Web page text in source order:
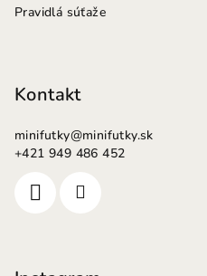
Pravidlá súťaže
Kontakt
minifutky@minifutky.sk
+421 949 486 452